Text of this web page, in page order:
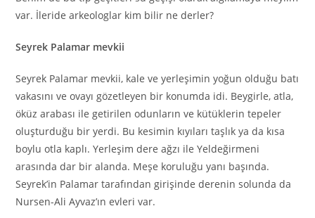
var. İleride arkeologlar kim bilir ne derler?
Seyrek Palamar mevkii
Seyrek Palamar mevkii, kale ve yerleşimin yoğun olduğu batı
vakasını ve ovayı gözetleyen bir konumda idi. Beygirle, atla,
öküz arabası ile getirilen odunların ve kütüklerin tepeler
oluşturduğu bir yerdi. Bu kesimin kıyıları taşlık ya da kısa
boylu otla kaplı. Yerleşim dere ağzı ile Yeldeğirmeni
arasında dar bir alanda. Meşe koruluğu yanı başında.
Seyrek’in Palamar tarafından girişinde derenin solunda da
Nursen-Ali Ayvaz’ın evleri var.